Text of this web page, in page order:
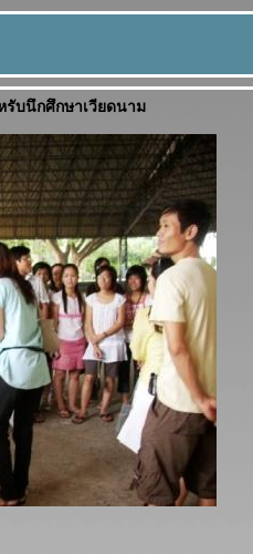
บนึกศึกษาเวียดนาม